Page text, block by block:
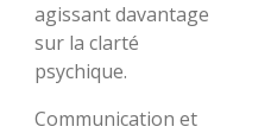
agissant davantage
sur la clarté
psychique.
​Communication et